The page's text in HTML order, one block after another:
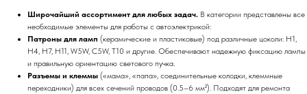
Широчайший ассортимент для любых задач. В категории представлены все
необходимые элементы для работы с автоэлектрикой:
Патроны для ламп (керамические и пластиковые) под различные цоколи: H1,
H4, H7, H11, W5W, C5W, T10 и другие. Обеспечивают надежную фиксацию лампы
и правильную ориентацию светового пучка.
Разъемы и клеммы («мама», «папа», соединительные колодки, клеммные
переходники) для всех сечений проводов (0.5–6 мм²). Подходят для ремонта